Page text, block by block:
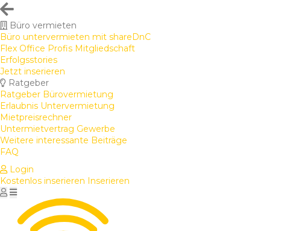
Büro vermieten
Büro untervermieten mit shareDnC
Flex Office Profis Mitgliedschaft
Erfolgsstories
Jetzt inserieren
Ratgeber
Ratgeber Bürovermietung
Erlaubnis Untervermietung
Mietpreisrechner
Untermietvertrag Gewerbe
Weitere interessante Beiträge
FAQ
Login
Kostenlos inserieren Inserieren